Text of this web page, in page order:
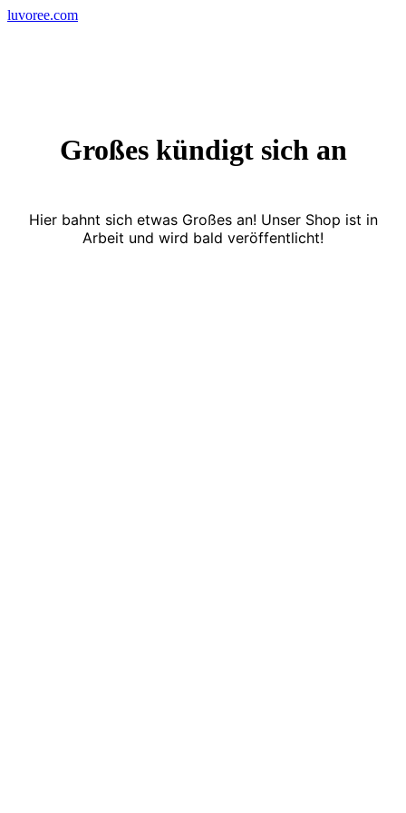
Skip
luvoree.com
Großes kündigt sich an
Hier bahnt sich etwas Großes an! Unser Shop ist in
Arbeit und wird bald veröffentlicht!